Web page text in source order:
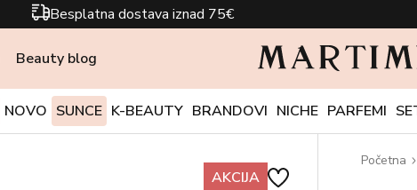
Besplatna dostava iznad 75€
Beauty blog
NOVO SUNCE K-BEAUTY BRANDOVI NICHE PARFEMI
AKCIJA
Početna